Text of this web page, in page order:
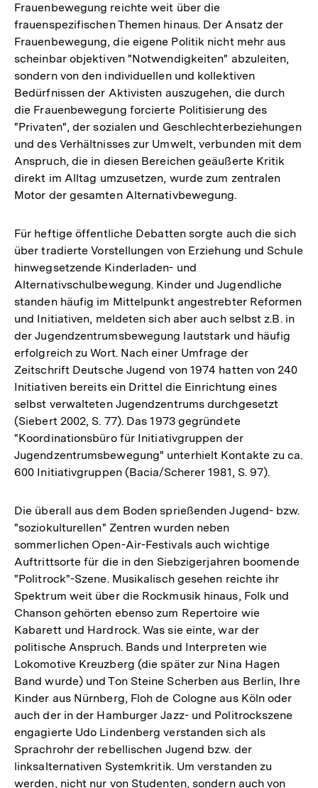
Frauenbewegung reichte weit über die
frauenspezifischen Themen hinaus. Der Ansatz der
Frauenbewegung, die eigene Politik nicht mehr aus
scheinbar objektiven "Notwendigkeiten" abzuleiten,
sondern von den individuellen und kollektiven
Bedürfnissen der Aktivisten auszugehen, die durch
die Frauenbewegung forcierte Politisierung des
"Privaten", der sozialen und Geschlechterbeziehungen
und des Verhältnisses zur Umwelt, verbunden mit dem
Anspruch, die in diesen Bereichen geäußerte Kritik
direkt im Alltag umzusetzen, wurde zum zentralen
Motor der gesamten Alternativbewegung.
Für heftige öffentliche Debatten sorgte auch die sich
über tradierte Vorstellungen von Erziehung und Schule
hinwegsetzende Kinderladen- und
Alternativschulbewegung. Kinder und Jugendliche
standen häufig im Mittelpunkt angestrebter Reformen
und Initiativen, meldeten sich aber auch selbst z.B. in
der Jugendzentrumsbewegung lautstark und häufig
erfolgreich zu Wort. Nach einer Umfrage der
Zeitschrift Deutsche Jugend von 1974 hatten von 240
Initiativen bereits ein Drittel die Einrichtung eines
selbst verwalteten Jugendzentrums durchgesetzt
(Siebert 2002, S. 77). Das 1973 gegründete
"Koordinationsbüro für Initiativgruppen der
Jugendzentrumsbewegung" unterhielt Kontakte zu ca.
600 Initiativgruppen (Bacia/Scherer 1981, S. 97).
Die überall aus dem Boden sprießenden Jugend- bzw.
"soziokulturellen" Zentren wurden neben
sommerlichen Open-Air-Festivals auch wichtige
Auftrittsorte für die in den Siebzigerjahren boomende
"Politrock"-Szene. Musikalisch gesehen reichte ihr
Spektrum weit über die Rockmusik hinaus, Folk und
Chanson gehörten ebenso zum Repertoire wie
Kabarett und Hardrock. Was sie einte, war der
politische Anspruch. Bands und Interpreten wie
Lokomotive Kreuzberg (die später zur Nina Hagen
Band wurde) und Ton Steine Scherben aus Berlin, Ihre
Kinder aus Nürnberg, Floh de Cologne aus Köln oder
auch der in der Hamburger Jazz- und Politrockszene
engagierte Udo Lindenberg verstanden sich als
Sprachrohr der rebellischen Jugend bzw. der
linksalternativen Systemkritik. Um verstanden zu
werden, nicht nur von Studenten, sondern auch von